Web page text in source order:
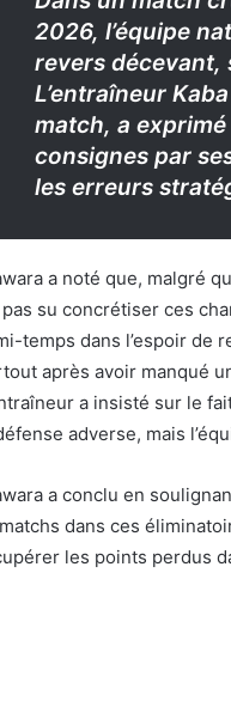
2026, l’équipe
revers décevant,
L’entraîneur
match, a
consignes par
les erreurs
a noté que, malgré
pas su concrétiser ces
temps dans l’espoir de
après avoir manqué
a insisté sur le
adverse, mais
a conclu en
dans ces
les points perdus